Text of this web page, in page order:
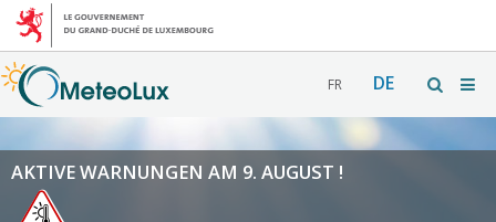
FR DE
AKTIVE WARNUNGEN AM 9. AUGUST !